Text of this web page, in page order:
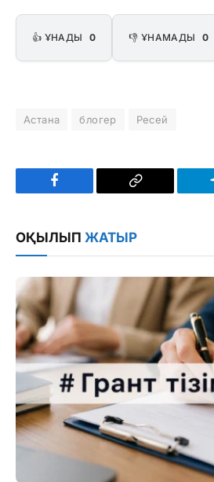
👍 ҰНАДЫ 0 👎 ҰНАМАДЫ 0
Астана блогер Ресей
Facebook
Copy
ОҚЫЛЫП ЖАТЫР